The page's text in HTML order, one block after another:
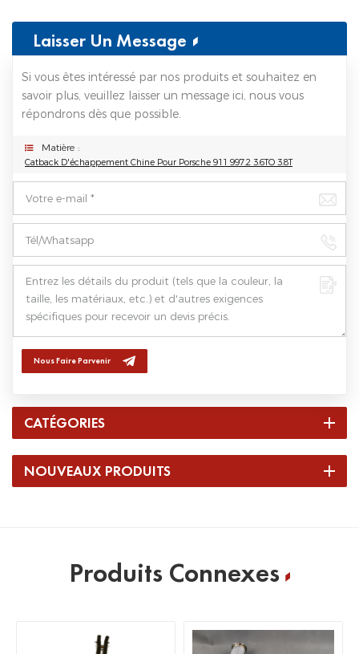
Laisser Un Message
Si vous êtes intéressé par nos produits et souhaitez en
savoir plus, veuillez laisser un message ici, nous vous
répondrons dès que possible.
Matière :
Catback D'échappement Chine Pour Porsche 911 997.2 3.6TO 3.8T
Nous Faire Parvenir
CATÉGORIES
NOUVEAUX PRODUITS
Produits Connexes